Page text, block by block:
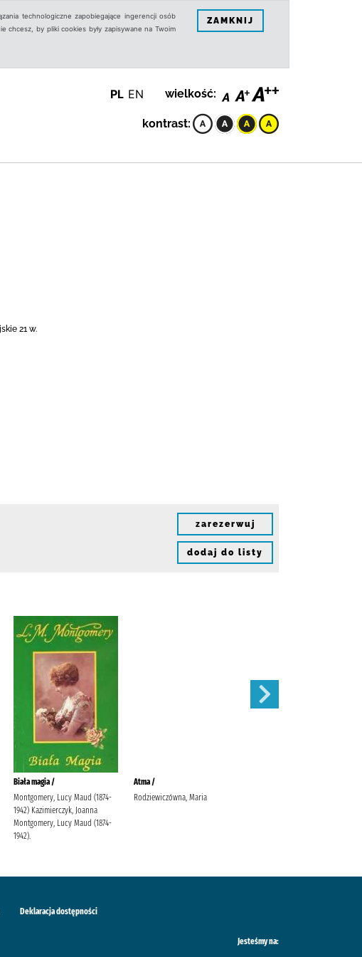
technologiczne zapobiegające ingerencji osób
chcesz, by pliki cookies były zapisywane na Twoim
ZAMKNIJ
PL EN wielkość:
kontrast:
21 w.
zarezerwuj
dodaj do listy
Biała magia /
Montgomery, Lucy Maud (1874-
1942) Kazimierczyk, Joanna
Montgomery, Lucy Maud (1874-
1942).
Atma /
Rodziewiczówna, Maria
Deklaracja dostępności
Jesteśmy na: